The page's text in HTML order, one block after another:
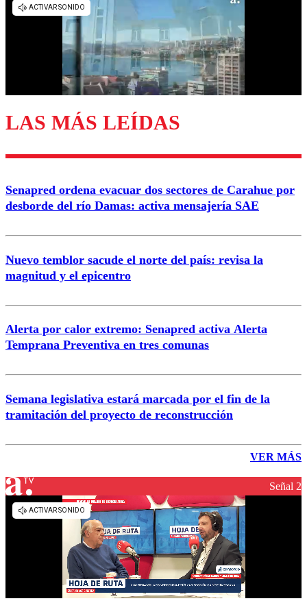
LAS MÁS LEÍDAS
Senapred ordena evacuar dos sectores de Carahue por
desborde del río Damas: activa mensajería SAE
Nuevo temblor sacude el norte del país: revisa la
magnitud y el epicentro
Alerta por calor extremo: Senapred activa Alerta
Temprana Preventiva en tres comunas
Semana legislativa estará marcada por el fin de la
tramitación del proyecto de reconstrucción
VER MÁS
Señal 2